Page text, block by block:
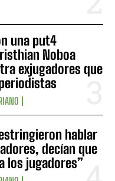
una put4
Noboa
exjugadores que
hablar
decían que
los jugadores”